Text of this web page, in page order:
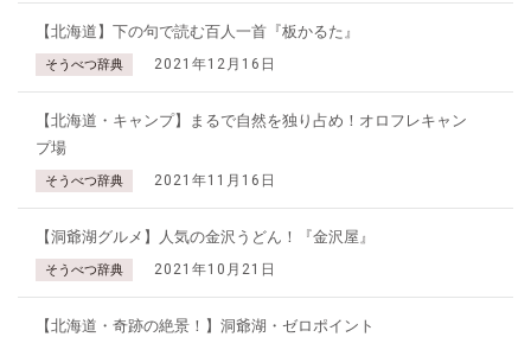
【北海道】下の句で読む百人一首『板かるた』
そうべつ辞典 2021年12月16日
【北海道・キャンプ】まるで自然を独り占め！オロフレキャン
プ場
そうべつ辞典 2021年11月16日
【洞爺湖グルメ】人気の金沢うどん！『金沢屋』
そうべつ辞典 2021年10月21日
【北海道・奇跡の絶景！】洞爺湖・ゼロポイント